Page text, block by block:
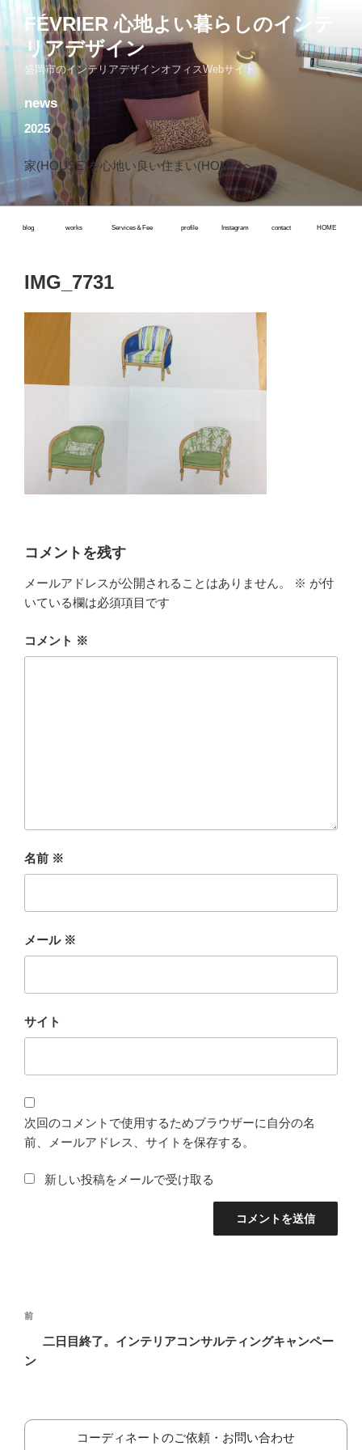
コ
ン
テ
プ
FÉVRIER 心地よい暮らしのインテ
リアデザイン
盛岡市のインテリアデザインオフィスWebサイト
news
2025
家(HOUSE)を心地い良い住まい(HOME)へ
blog works Services＆Fee profile Instagram contact HOME
IMG_7731
コメントを残す
メールアドレスが公開されることはありません。 ※ が付
いている欄は必須項目です
コメント ※
名前 ※
メール ※
サイト
次回のコメントで使用するためブラウザーに自分の名
前、メールアドレス、サイトを保存する。
新しい投稿をメールで受け取る
投
ナ
ー
前
投
前
二日目終了。インテリアコンサルティングキャンペー
ン
コーディネートのご依頼・お問い合わせ